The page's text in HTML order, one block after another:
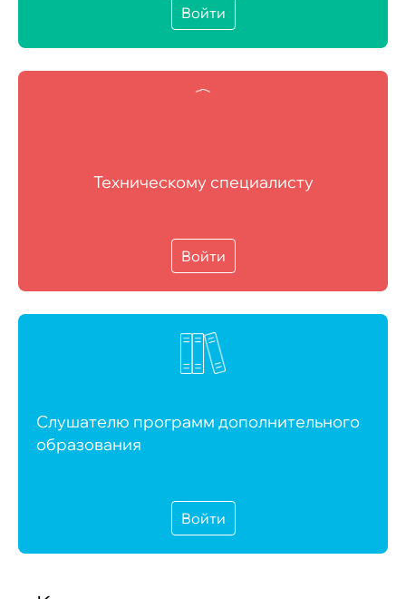
Войти
Техническому специалисту
Войти
Слушателю программ дополнительного
образования
Войти